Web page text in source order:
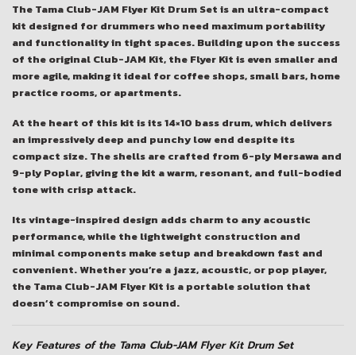
The Tama Club-JAM Flyer Kit Drum Set is an ultra-compact
kit designed for drummers who need maximum portability
and functionality in tight spaces. Building upon the success
of the original Club-JAM Kit, the Flyer Kit is even smaller and
more agile, making it ideal for coffee shops, small bars, home
practice rooms, or apartments.
At the heart of this kit is its14×10 bass drum, which delivers
an impressively deep and punchy low end despite its
compact size. The shells are crafted from 6-ply Mersawa and
9-ply Poplar, giving the kit a warm, resonant, and full-bodied
tone with crisp attack.
Its vintage-inspired design adds charm to any acoustic
performance, while the lightweight construction and
minimal components make setup and breakdown fast and
convenient. Whether you’re a jazz, acoustic, or pop player,
the Tama Club-JAM Flyer Kit is a portable solution that
doesn’t compromise on sound.
Key Features of the Tama Club-JAM Flyer Kit Drum Set